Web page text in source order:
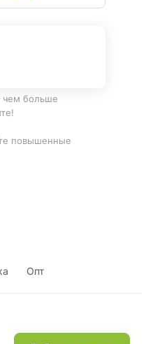
чем больше
повышенные
Опт